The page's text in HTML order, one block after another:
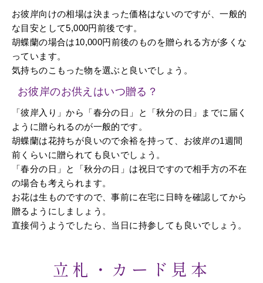
お彼岸向けの相場は決まった価格はないのですが、一般的
な目安として5,000円前後です。
胡蝶蘭の場合は10,000円前後のものを贈られる方が多くな
っています。
気持ちのこもった物を選ぶと良いでしょう。
お彼岸のお供えはいつ贈る？
「彼岸入り」から「春分の日」と「秋分の日」までに届く
ように贈られるのが一般的です。
胡蝶蘭は花持ちが良いので余裕を持って、お彼岸の1週間
前くらいに贈られても良いでしょう。
「春分の日」と「秋分の日」は祝日ですので相手方の不在
の場合も考えられます。
お花は生ものですので、事前に在宅に日時を確認してから
贈るようにしましょう。
直接伺うようでしたら、当日に持参しても良いでしょう。
立札・カード見本